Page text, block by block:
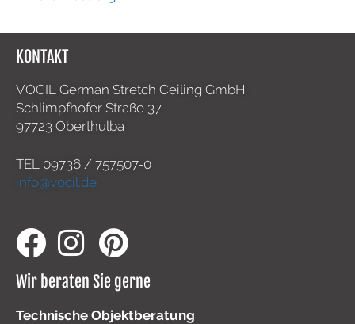
KONTAKT
VOCIL German Stretch Ceiling GmbH
Schlimpfhofer Straße 37
97723 Oberthulba
TEL 09736 / 757507-0
info@vocil.de
Wir beraten Sie gerne
Technische Objektberatung